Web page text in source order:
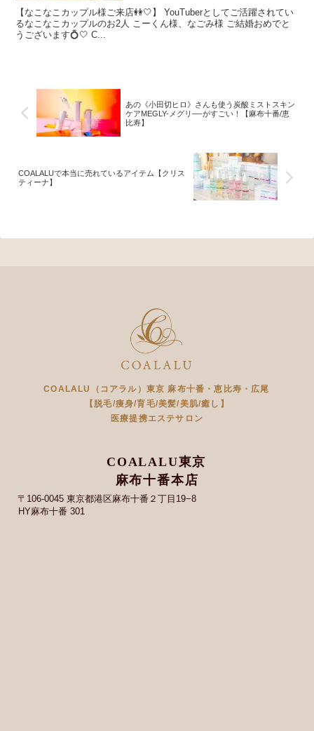
【なこなこカップル様ご来店👭🤍】 YouTuberとしてご活躍されてい
るなこなこカップルのお2人 こーくん様、なごみ様 ご結婚おめでと
うございます💍🤍 C...
あの《小田切ヒロ》さんも使う炭酸ミストスキン
ケアMEGLY-メグリ―-がすごい！【麻布十番/恵
比寿】
COALALUで本当に売れているアイテム【クリス
ティーナ】
COALALU（コアラル）東京 麻布十番・恵比寿・広尾
【脱毛/痩身/育毛/美髪/美肌/癒し】
医療提携エステサロン
COALALU東京
麻布十番本店
〒106-0045 東京都港区麻布十番２丁目19−8
HY麻布十番 301